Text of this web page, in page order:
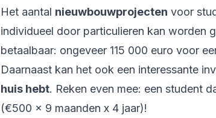
Het aantal nieuwbouwprojecten voor
individueel door particulieren kan worden
betaalbaar: ongeveer 115 000 euro voor
Daarnaast kan het ook een interessante
huis hebt. Reken even mee: een student
(€500 x 9 maanden x 4 jaar)!